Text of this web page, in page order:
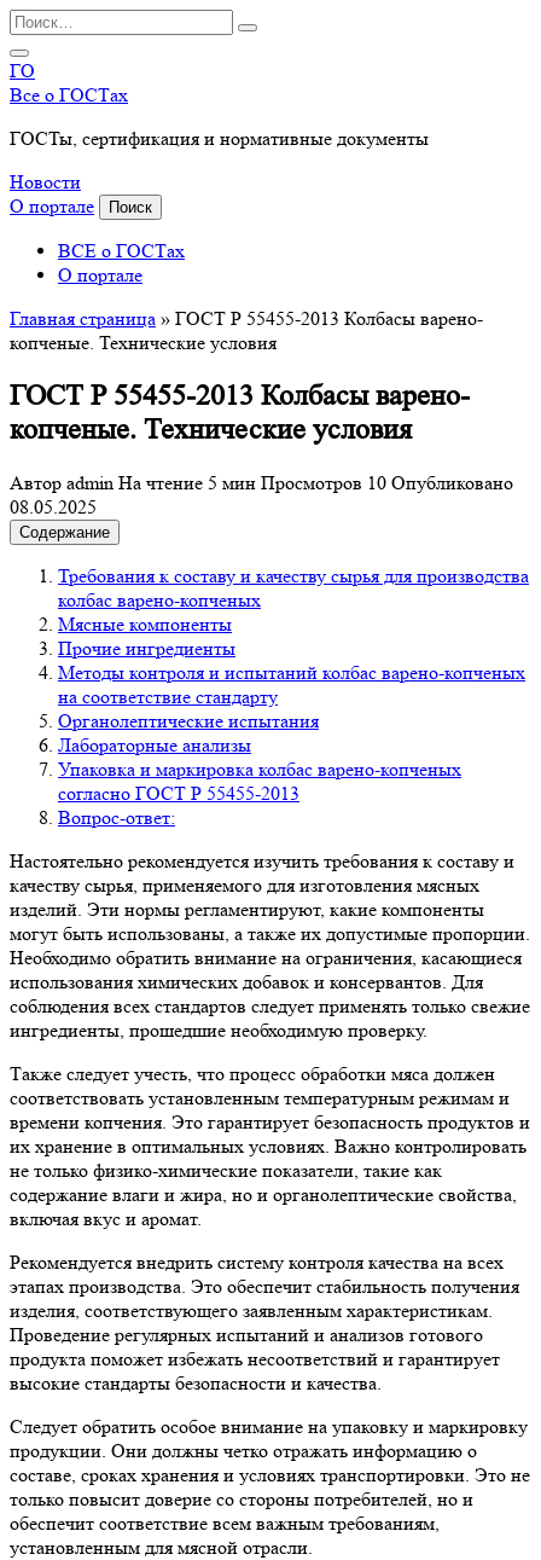
Перейти
к
содержанию
Search
for:
ГО
Все о ГОСТах
ГОСТы, сертификация и нормативные документы
Новости
О портале
Поиск
ВСЕ о ГОСТах
О портале
Главная страница » ГОСТ Р 55455-2013 Колбасы варено-
копченые. Технические условия
ГОСТ Р 55455-2013 Колбасы варено-
копченые. Технические условия
Автор admin На чтение 5 мин Просмотров 10 Опубликовано
08.05.2025
Содержание
Требования к составу и качеству сырья для производства
колбас варено-копченых
Мясные компоненты
Прочие ингредиенты
Методы контроля и испытаний колбас варено-копченых
на соответствие стандарту
Органолептические испытания
Лабораторные анализы
Упаковка и маркировка колбас варено-копченых
согласно ГОСТ Р 55455-2013
Вопрос-ответ:
Настоятельно рекомендуется изучить требования к составу и
качеству сырья, применяемого для изготовления мясных
изделий. Эти нормы регламентируют, какие компоненты
могут быть использованы, а также их допустимые пропорции.
Необходимо обратить внимание на ограничения, касающиеся
использования химических добавок и консервантов. Для
соблюдения всех стандартов следует применять только свежие
ингредиенты, прошедшие необходимую проверку.
Также следует учесть, что процесс обработки мяса должен
соответствовать установленным температурным режимам и
времени копчения. Это гарантирует безопасность продуктов и
их хранение в оптимальных условиях. Важно контролировать
не только физико-химические показатели, такие как
содержание влаги и жира, но и органолептические свойства,
включая вкус и аромат.
Рекомендуется внедрить систему контроля качества на всех
этапах производства. Это обеспечит стабильность получения
изделия, соответствующего заявленным характеристикам.
Проведение регулярных испытаний и анализов готового
продукта поможет избежать несоответствий и гарантирует
высокие стандарты безопасности и качества.
Следует обратить особое внимание на упаковку и маркировку
продукции. Они должны четко отражать информацию о
составе, сроках хранения и условиях транспортировки. Это не
только повысит доверие со стороны потребителей, но и
обеспечит соответствие всем важным требованиям,
установленным для мясной отрасли.